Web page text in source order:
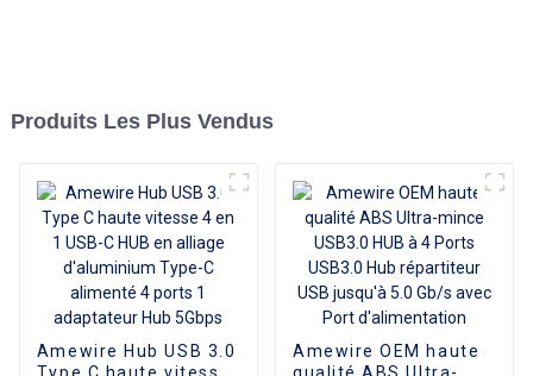
Produits Les Plus Vendus
Amewire Hub USB 3.0
Type C haute vitesse
Amewire OEM haute
qualité ABS Ultra-